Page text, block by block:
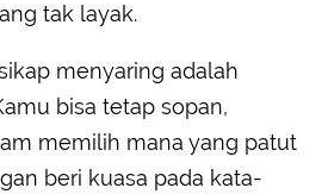
tak layak.
menyaring adalah
bisa tetap sopan,
memilih mana yang patut
beri kuasa pada kata-